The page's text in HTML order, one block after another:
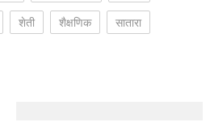
शेती शैक्षणिक
सातारा